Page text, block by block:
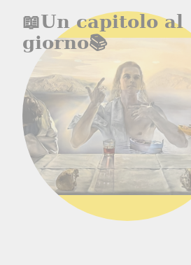
📖Un capitolo al
giorno📚